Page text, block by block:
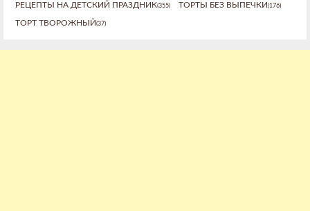
РЕЦЕПТЫ НА ДЕТСКИЙ ПРАЗДНИК(355) ТОРТЫ БЕЗ ВЫПЕЧКИ (176)
ТОРТ ТВОРОЖНЫЙ (37)